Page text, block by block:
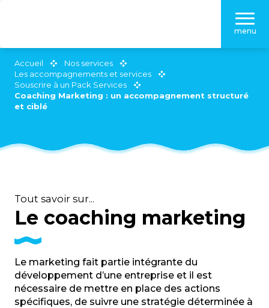
principal
menu
Accueil
Nos services
Les accompagnements et services
Souscrire à un Pack Services
Coaching Marketing : un accompagnement structuré
et ciblé
Tout savoir sur...
Le coaching marketing
Le marketing fait partie intégrante du
développement d’une entreprise et il est
nécessaire de mettre en place des actions
spécifiques, de suivre une stratégie déterminée à